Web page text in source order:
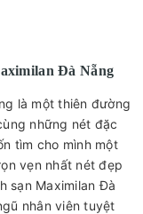
Đà Nẵng
là một thiên đường
những nét đặc
tìm cho mình một
vẹn nhất nét đẹp
sạn Maximilan Đà
nhân viên tuyệt